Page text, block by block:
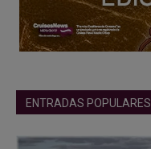
ENTRADAS POPULARES